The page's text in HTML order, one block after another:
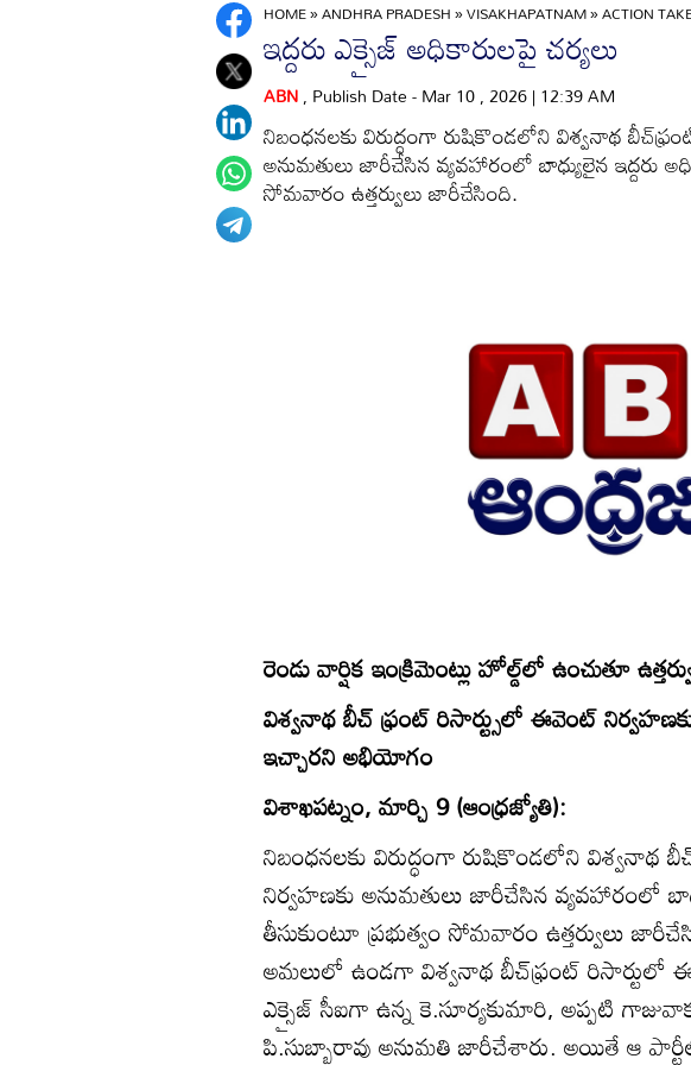
HOME»ANDHRA PRADESH»VISAKHAPATNAM»ACTION
ఇద్దరు ఎక్సైజ్‌ అధికారులపై చర్యలు
ABN, Publish Date - Mar 10 , 2026 | 12:39 AM
నిబంధనలకు విరుద్ధంగా రుషికొండలోని విశ్వనాథ
అనుమతులు జారీచేసిన వ్యవహారంలో బాధ్యులైన ఇద్దరు
సోమవారం ఉత్తర్వులు జారీచేసింది.
రెండు వార్షిక ఇంక్రిమెంట్లు హోల్డ్‌లో ఉంచుతూ
విశ్వనాథ బీచ్‌ ఫ్రంట్‌ రిసార్ట్సులో ఈవెంట్‌
ఇచ్చారని అభియోగం
విశాఖపట్నం, మార్చి 9 (ఆంధ్రజ్యోతి):
నిబంధనలకు విరుద్ధంగా రుషికొండలోని విశ్వనాథ
నిర్వహణకు అనుమతులు జారీచేసిన వ్యవహారంలో
తీసుకుంటూ ప్రభుత్వం సోమవారం ఉత్తర్వులు
అమలులో ఉండగా విశ్వనాథ బీచ్‌ఫ్రంట్‌ రిసార్టులో
ఎక్సైజ్‌ సీఐగా ఉన్న కె.సూర్యకుమారి, అప్పటి
పి.సుబ్బారావు అనుమతి జారీచేశారు. అయితే ఆ